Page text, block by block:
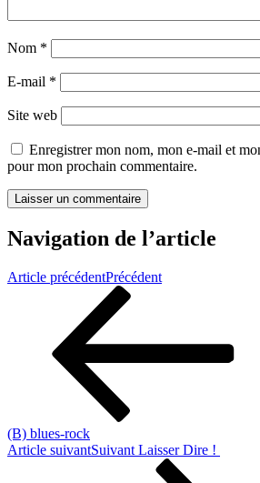
Nom *
E-mail *
Site web
Enregistrer mon nom, mon e-mail et
pour mon prochain commentaire.
Navigation de l’article
Article précédentPrécédent
(B) blues-rock
Article suivantSuivant Laisser Dire !